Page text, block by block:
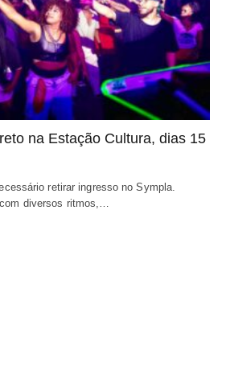
na Estação Cultura, dias 15
retirar ingresso no Sympla.
diversos ritmos,…